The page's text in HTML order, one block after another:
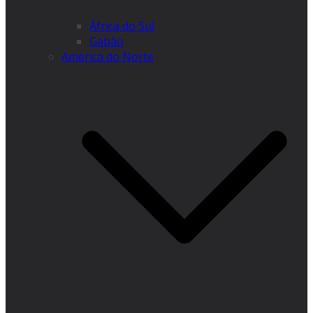
África do Sul
Gabão
América do Norte